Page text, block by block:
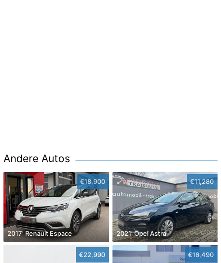
Andere Autos
€18,900
2017' Renault Espace
€11,280
2021' Opel Astra
€22,990 €16,490